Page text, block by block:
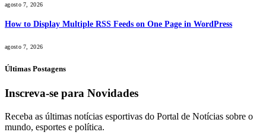
agosto 7, 2026
How to Display Multiple RSS Feeds on One Page in WordPress
agosto 7, 2026
Últimas Postagens
Inscreva-se para Novidades
Receba as últimas notícias esportivas do Portal de Notícias sobre o
mundo, esportes e política.